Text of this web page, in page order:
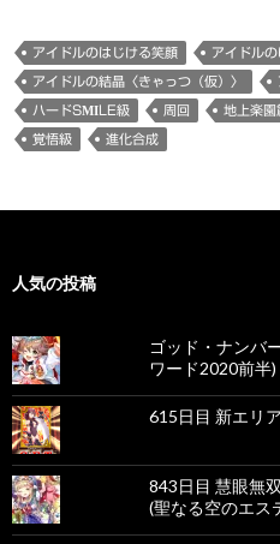
アイドルのはじける笑顔 アイドル
アイドルの結晶〈きゃっつ（仮）〉
ハードSMILE級 周回 地上楽園
覚悟級 進化合成
人気の投稿
ゴッド・ナンバ
ワード2020前半)
615日目 新エリ
843日目 慧眼無
(聖なる空のエス